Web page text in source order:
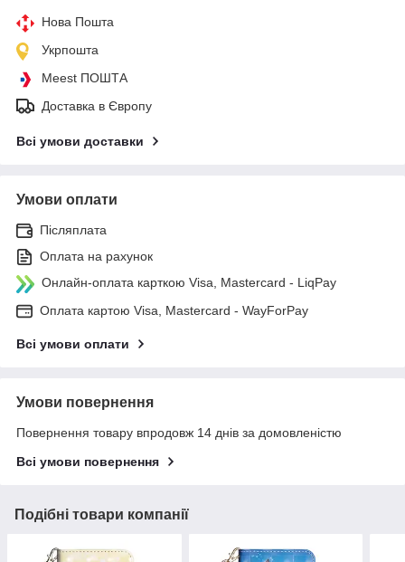
Нова Пошта
Укрпошта
Meest ПОШТА
Доставка в Європу
Всі умови доставки
Умови оплати
Післяплата
Оплата на рахунок
Онлайн-оплата карткою Visa, Mastercard - LiqPay
Оплата картою Visa, Mastercard - WayForPay
Всі умови оплати
Умови повернення
Повернення товару впродовж 14 днів за домовленістю
Всі умови повернення
Подібні товари компанії